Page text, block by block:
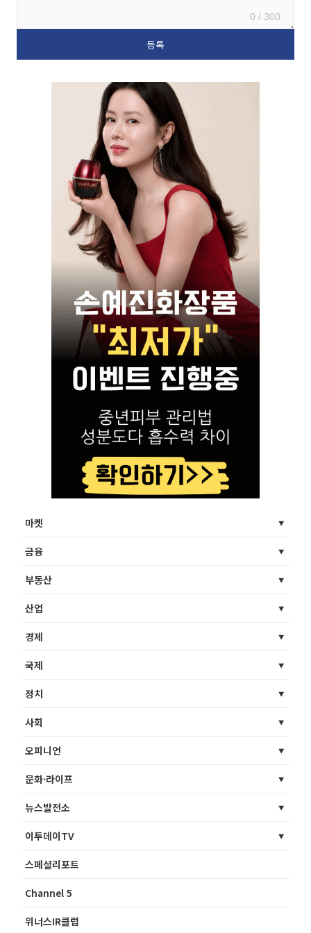
0 / 300
마켓
금융
부동산
산업
경제
국제
정치
사회
오피니언
문화·라이프
뉴스발전소
이투데이TV
스페셜리포트
Channel 5
위너스IR클럽